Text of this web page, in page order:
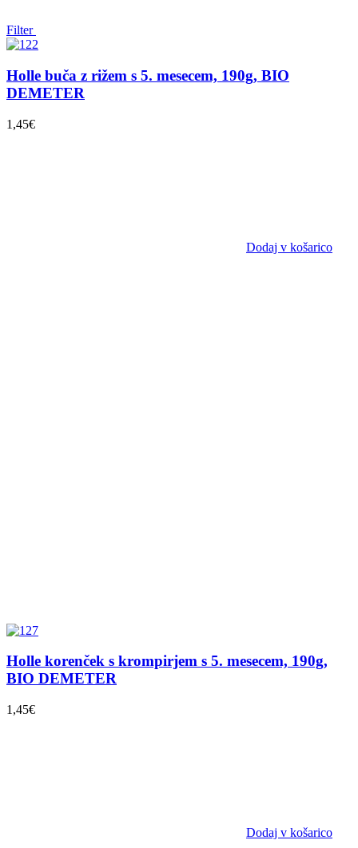
Filter
Holle buča z rižem s 5. mesecem, 190g, BIO
DEMETER
1,45€
Dodaj v košarico
Holle korenček s krompirjem s 5. mesecem, 190g,
BIO DEMETER
1,45€
Dodaj v košarico